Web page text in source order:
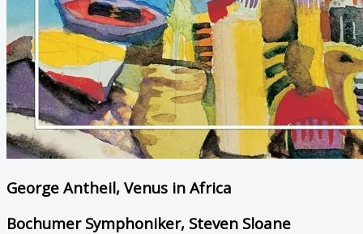
George Antheil, Venus in Africa
Bochumer Symphoniker, Steven Sloane